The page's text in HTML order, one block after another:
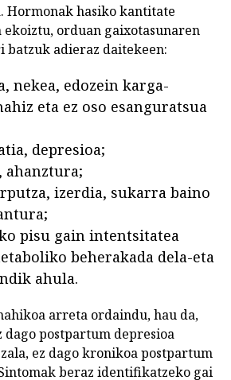
Hormonak hasiko kantitate
orduan gaixotasunaren
batzuk adieraz daitekeen:
nekea, edozein karga-
eta ez oso esanguratsua
depresioa;
ahanztura;
izerdia, sukarra baino
pisu gain intentsitatea
beherakada dela-eta
ahula.
arreta ordaindu, hau da,
dago postpartum depresioa
ez dago kronikoa postpartum
beraz identifikatzeko gai